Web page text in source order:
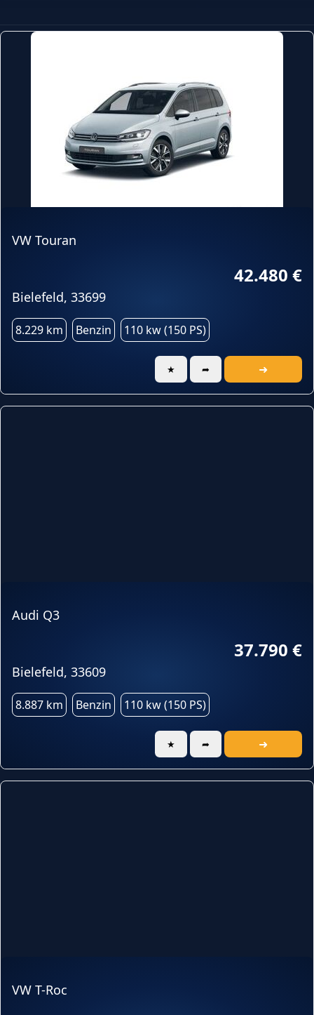
VW Touran
42.480 €
Bielefeld, 33699
8.229 km Benzin 110 kw (150 PS)
★ ➦ ➜
Audi Q3
37.790 €
Bielefeld, 33609
8.887 km Benzin 110 kw (150 PS)
★ ➦ ➜
VW T-Roc